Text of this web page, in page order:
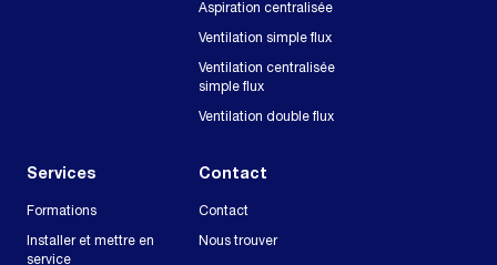
Aspiration centralisée
Ventilation simple flux
Ventilation centralisée
simple flux
Ventilation double flux
Services
Formations
Installer et mettre en
service
Contact
Contact
Nous trouver